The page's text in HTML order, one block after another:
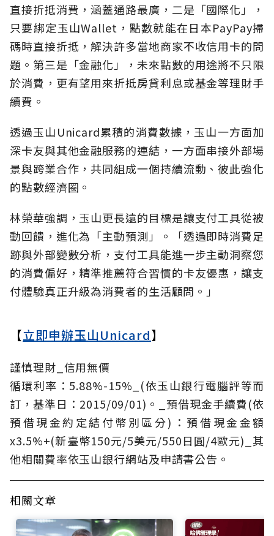
直接折抵消費，涵蓋通路最廣，二是「國際化」，
只要綁定玉山Wallet，點數就能在日本PayPay掃
碼時直接折抵，解決許多當地商家不收信用卡的問
題。第三是「金融化」，未來點數的用途將不只限
於消費，更有望用來折抵房貸利息或基金等理財手
續費。
透過玉山Unicard累積的消費數據，玉山一方面加
深卡友與其他金融服務的連結，一方面串接外部場
景與跨業合作，共同組成一個持續流動、彼此強化
的點數經濟圈。
林榮華強調，玉山更長遠的目標是讓支付工具從被
動回饋，進化為「主動預測」。「透過即時消費足
跡與外部變數分析，支付工具能進一步主動洞察您
的消費偏好，精準推薦符合習慣的卡友優惠，讓支
付體驗真正升級為消費者的生活顧問。」
【立即申辦玉山Unicard】
謹慎理財_信用無價
循環利率：5.88%-15%_(依玉山銀行電腦評等而
訂，基準日：2015/09/01)。_預借現金手續費(依
預借現金約定結付幣別區分)：預借現金金額
x3.5%+(新臺幣150元/5美元/550日圓/4歐元)_其
他相關費率依玉山銀行網站及申請書公告。
相關文章